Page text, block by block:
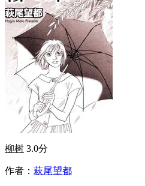
柳树 3.0分
作者： 萩尾望都